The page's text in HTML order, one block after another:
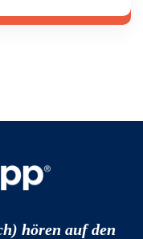
hören auf den